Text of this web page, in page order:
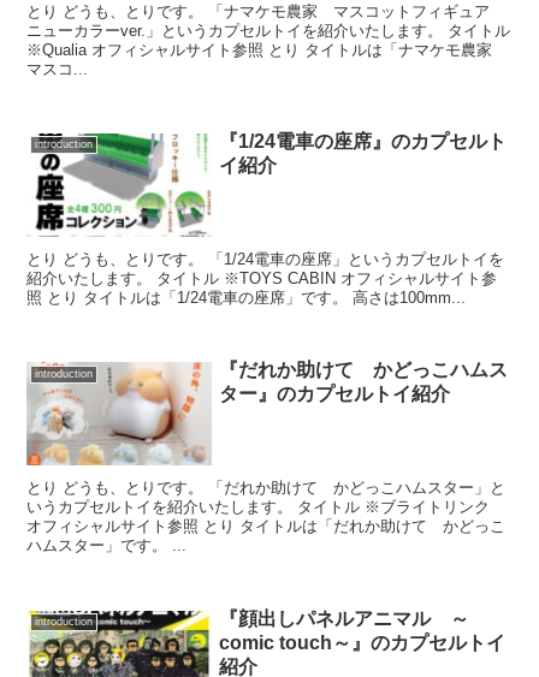
とり どうも、とりです。 「ナマケモ農家 マスコットフィギュア
ニューカラーver.」というカプセルトイを紹介いたします。 タイトル
※Qualia オフィシャルサイト参照 とり タイトルは「ナマケモ農家
マスコ...
introduction
『1/24電車の座席』のカプセルト
イ紹介
とり どうも、とりです。 「1/24電車の座席」というカプセルトイを
紹介いたします。 タイトル ※TOYS CABIN オフィシャルサイト参
照 とり タイトルは「1/24電車の座席」です。 高さは100mm...
introduction
『だれか助けて かどっこハムス
ター』のカプセルトイ紹介
とり どうも、とりです。 「だれか助けて かどっこハムスター」と
いうカプセルトイを紹介いたします。 タイトル ※ブライトリンク
オフィシャルサイト参照 とり タイトルは「だれか助けて かどっこ
ハムスター」です。 ...
introduction
『顔出しパネルアニマル ～
comic touch～』のカプセルトイ
紹介